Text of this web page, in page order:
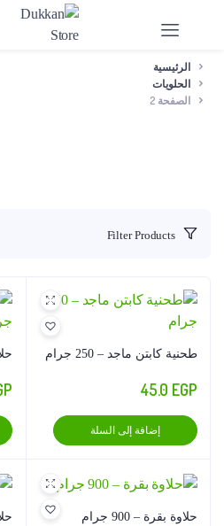
الرئيسية
الحلويات
الصفحة 2
Filter Products
طحنية كابتن ماجد – 250 جرام
45.0 EGP
إضافة إلى السلة
حلاوة بقرة – 900 جرام